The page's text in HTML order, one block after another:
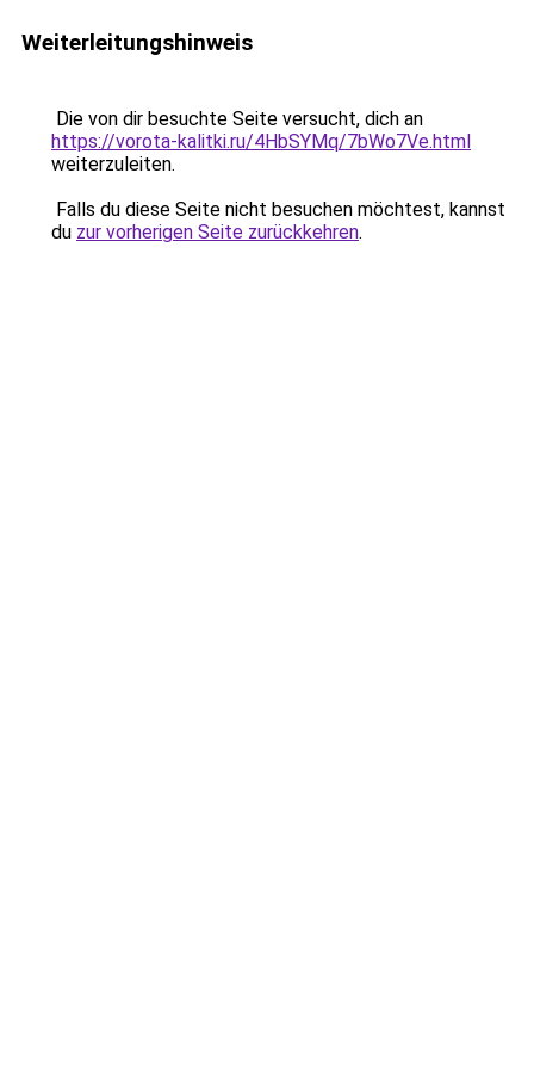
Weiterleitungshinweis
Die von dir besuchte Seite versucht, dich an
https://vorota-kalitki.ru/4HbSYMq/7bWo7Ve.html
weiterzuleiten.
Falls du diese Seite nicht besuchen möchtest, kannst
du zur vorherigen Seite zurückkehren.